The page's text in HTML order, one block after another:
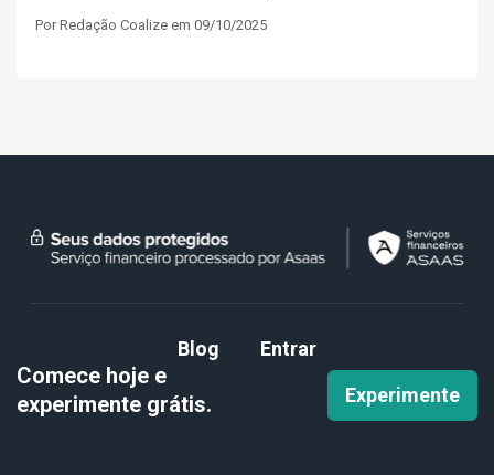
Por Redação Coalize em 09/10/2025
Blog Entrar
Comece hoje e
experimente grátis. Experimente